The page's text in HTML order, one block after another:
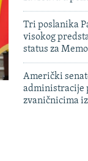
Tri poslanika
visokog
status za
Američki
administracije
zvaničnicima iz